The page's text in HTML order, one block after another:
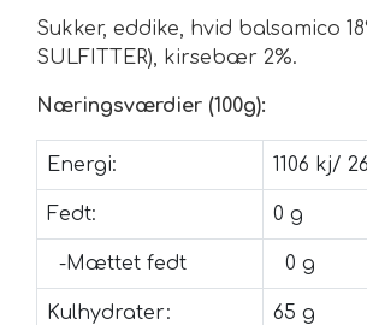
Sukker, eddike, hvid balsamico
SULFITTER), kirsebær 2%.
Næringsværdier (100g):
Energi: 1106 kj/
Fedt: 0 g
-Mættet fedt 0 g
Kulhydrater: 65 g